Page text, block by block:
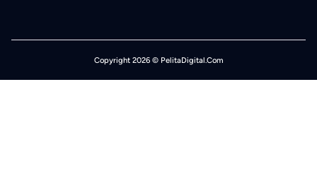
Copyright 2026 © PelitaDigital.Com